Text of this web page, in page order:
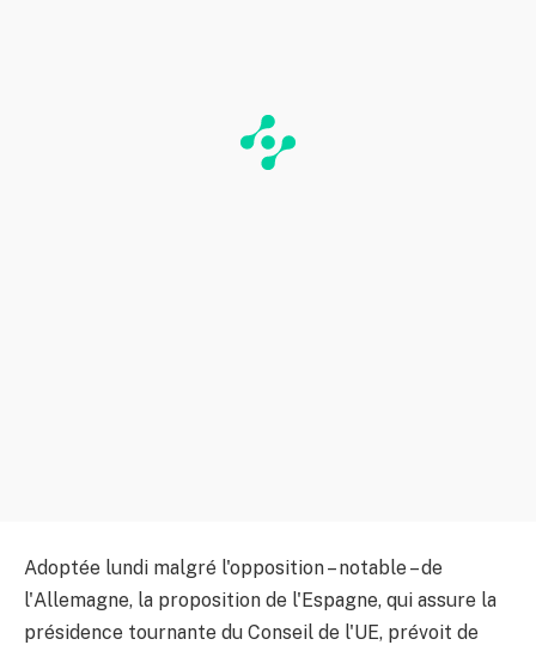
Adoptée lundi malgré l'opposition – notable – de
l'Allemagne, la proposition de l'Espagne, qui assure la
présidence tournante du Conseil de l'UE, prévoit de